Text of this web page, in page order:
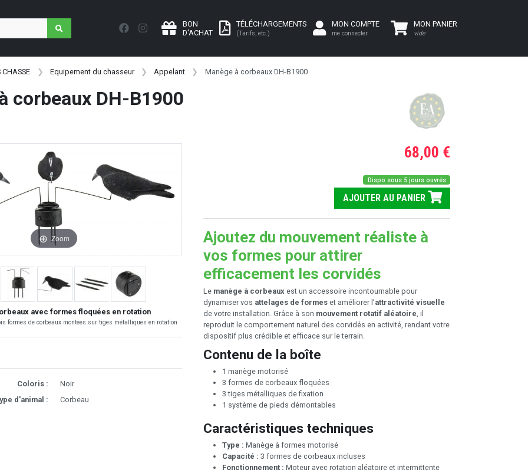
BON
D'ACHAT
TÉLÉCHARGEMENTS
(Tarifs, etc.)
MON COMPTE
me connecter
MON PANIER
vide
CHASSE Equipement du chasseur Appelant Manège à corbeaux DH-B1900
corbeaux DH-B1900
Zoom
avec formes floquées en rotation
formes de corbeaux montées sur tiges métalliques en rotation
Coloris :
Noir
d'animal :
Corbeau
68,00 €
Dispo sous 5 jours ouvrés
AJOUTER AU PANIER
Ajoutez du mouvement réaliste à
vos formes pour attirer
efficacement les corvidés
Le manège à corbeaux est un accessoire incontournable pour
dynamiser vos attelages de formes et améliorer l’attractivité visuelle
de votre installation. Grâce à son mouvement rotatif aléatoire, il
reproduit le comportement naturel des corvidés en activité, rendant votre
dispositif plus crédible et efficace sur le terrain.
Contenu de la boîte
1 manège motorisé
3 formes de corbeaux floquées
3 tiges métalliques de fixation
1 système de pieds démontables
Caractéristiques techniques
Type : Manège à formes motorisé
Capacité : 3 formes de corbeaux incluses
Fonctionnement : Moteur avec rotation aléatoire et intermittente